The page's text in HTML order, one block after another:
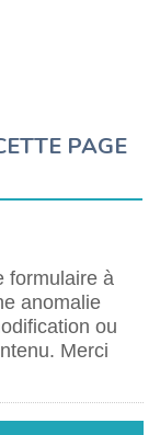
PAGE
formulaire à
anomalie
ou
Merci